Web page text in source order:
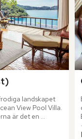
landskapet
View Pool Villa.
är det en
pool.